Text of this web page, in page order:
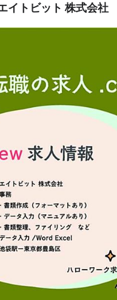
〉2
ワリノウタヒメ〜（サテ
イトビット 株式会社